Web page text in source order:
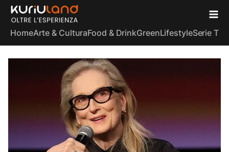
HomeArte & CulturaFood & DrinkGreenLifestyleSerie TV